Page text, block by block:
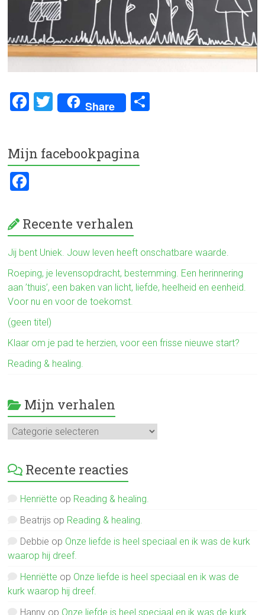
F
b
T
er
Share
Mijn facebookpagina
ce
b
o
ok
Recente verhalen
Jij bent Uniek. Jouw leven heeft onschatbare waarde.
Roeping, je levensopdracht, bestemming. Een herinnering
aan ’thuis’, een baken van licht, liefde, heelheid en eenheid.
Voor nu en voor de toekomst.
(geen titel)
Klaar om je pad te herzien, voor een frisse nieuwe start?
Reading & healing.
Mijn verhalen
Mijn
verhalen
Recente reacties
Henriëtte op Reading & healing.
Beatrijs op Reading & healing.
Debbie op Onze liefde is heel speciaal en ik was de kurk
waarop hij dreef.
Henriëtte op Onze liefde is heel speciaal en ik was de
kurk waarop hij dreef.
Hanny op Onze liefde is heel speciaal en ik was de kurk